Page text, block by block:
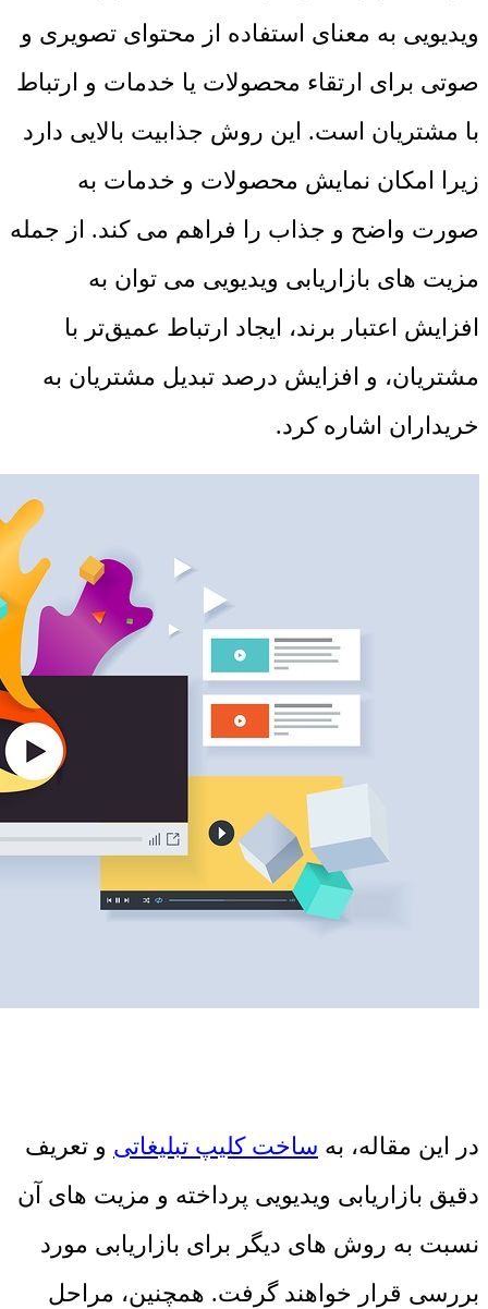
ویدیویی به معنای استفاده از محتوای تصویری و
صوتی برای ارتقاء محصولات یا خدمات و ارتباط
با مشتریان است. این روش جذابیت بالایی دارد
زیرا امکان نمایش محصولات و خدمات به
صورت واضح و جذاب را فراهم می کند. از جمله
مزیت های بازاریابی ویدیویی می توان به
افزایش اعتبار برند، ایجاد ارتباط عمیق‌تر با
مشتریان، و افزایش درصد تبدیل مشتریان به
خریداران اشاره کرد.
در این مقاله، به ساخت کلیپ تبلیغاتی و تعریف
دقیق بازاریابی ویدیویی پرداخته و مزیت های آن
نسبت به روش های دیگر برای بازاریابی مورد
بررسی قرار خواهند گرفت. همچنین، مراحل